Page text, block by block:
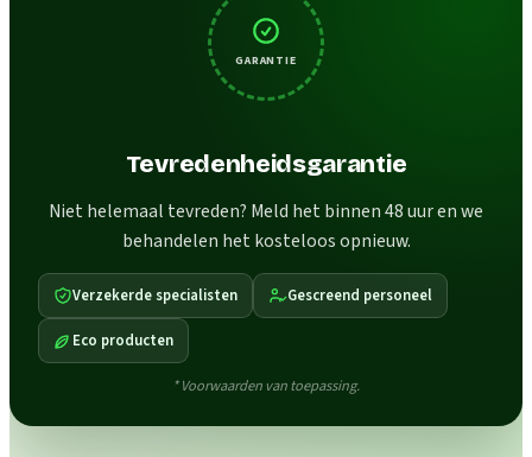
GARANTIE
Tevredenheidsgarantie
Niet helemaal tevreden? Meld het binnen 48 uur en we
behandelen het kosteloos opnieuw.
Verzekerde specialisten Gescreend personeel
Eco producten
* Voorwaarden van toepassing.